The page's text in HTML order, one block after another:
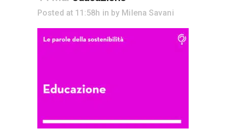
Posted at 11:58h in by Milena Savani